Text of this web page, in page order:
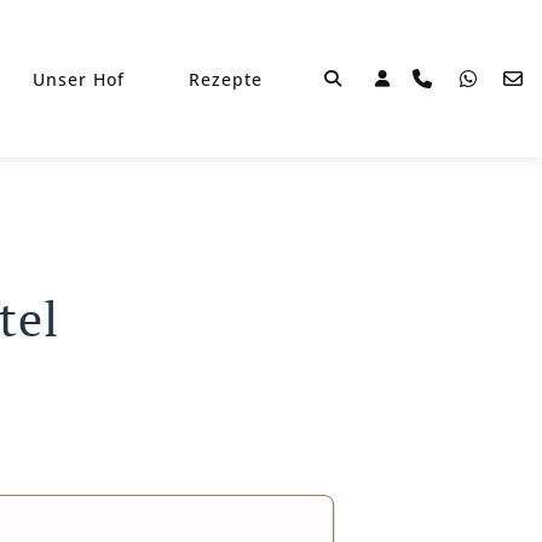
Unser Hof Rezepte